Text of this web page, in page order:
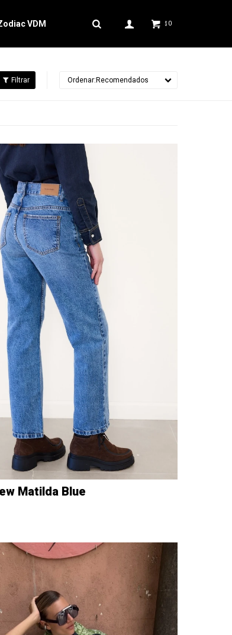
VDM $ 0
Recomendados
Matilda Blue